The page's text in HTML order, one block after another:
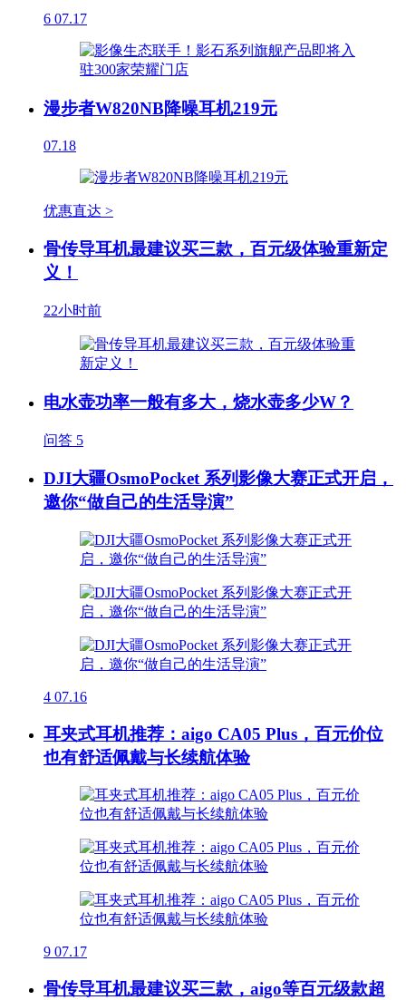
6 07.17
漫步者W820NB降噪耳机219元
07.18
优惠直达 >
骨传导耳机最建议买三款，百元级体验重新定
义！
22小时前
电水壶功率一般有多大，烧水壶多少W？
问答 5
DJI大疆OsmoPocket 系列影像大赛正式开启，
邀你“做自己的生活导演”
4 07.16
耳夹式耳机推荐：aigo CA05 Plus，百元价位
也有舒适佩戴与长续航体验
9 07.17
骨传导耳机最建议买三款，aigo等百元级款超